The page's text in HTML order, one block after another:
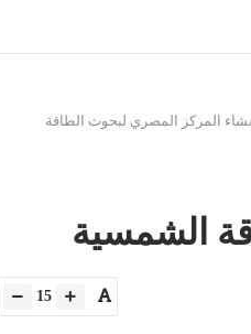
المركز المصري لبحوث الطاقة
الشمسية
15